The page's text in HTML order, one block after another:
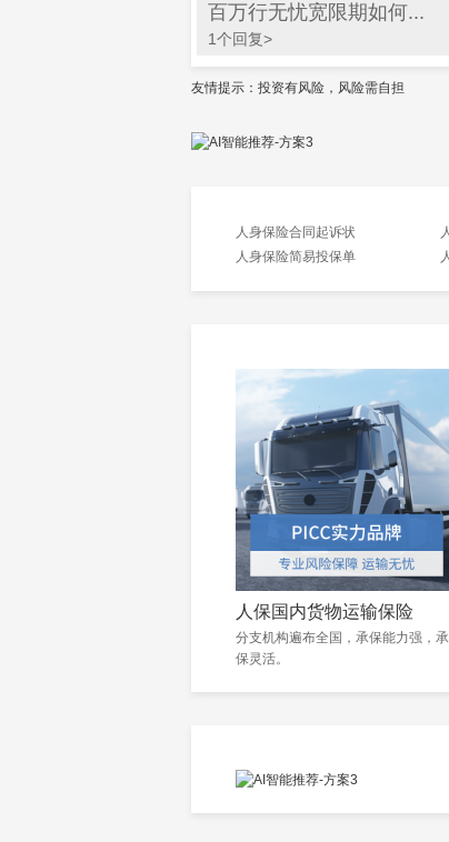
百万行无忧宽限期如何...
1个回复>
友情提示：投资有风险，风险需自担
人身保险合同起诉状
人身保险简易投保单
人保国内货物运输保险
分支机构遍布全国，承保能力强，承
保灵活。